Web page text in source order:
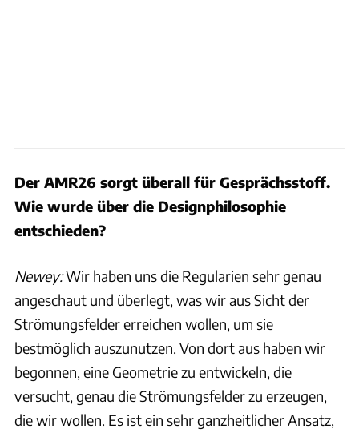
Der AMR26 sorgt überall für Gesprächsstoff.
Wie wurde über die Designphilosophie
entschieden?
Newey:Wir haben uns die Regularien sehr genau
angeschaut und überlegt, was wir aus Sicht der
Strömungsfelder erreichen wollen, um sie
bestmöglich auszunutzen. Von dort aus haben wir
begonnen, eine Geometrie zu entwickeln, die
versucht, genau die Strömungsfelder zu erzeugen,
die wir wollen. Es ist ein sehr ganzheitlicher Ansatz,